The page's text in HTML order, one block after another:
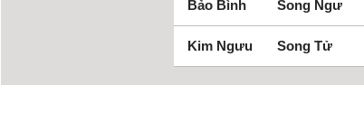
Bảo Bình Song Ngư
Kim Ngưu Song Tử